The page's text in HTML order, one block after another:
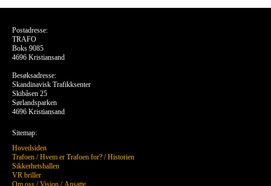
Postadresse:
TRAFO
Boks 9085
4696 Kristiansand
Besøksadresse:
Skandinavisk Trafikksenter
Skibåsen 25
Sørlandsparken
4696 Kristiansand
Sitemap:
Hovedsiden
Trafoen /Hvem er Trafoen for? /Historien
Sikkerhetshallen
VR briller
Om oss /Visjon / Ansatte